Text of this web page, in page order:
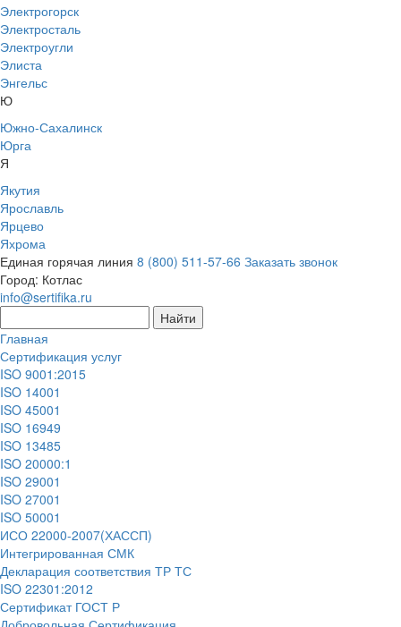
Электрогорск
Электросталь
Электроугли
Элиста
Энгельс
Ю
Южно-Сахалинск
Юрга
Я
Якутия
Ярославль
Ярцево
Яхрома
Единая горячая линия 8 (800) 511-57-66 Заказать звонок
Город: Котлас
info@sertifika.ru
Главная
Сертификация услуг
ISO 9001:2015
ISO 14001
ISO 45001
ISO 16949
ISO 13485
ISO 20000:1
ISO 29001
ISO 27001
ISO 50001
ИСО 22000-2007(ХАССП)
Интегрированная СМК
Декларация соответствия ТР ТС
ISO 22301:2012
Сертификат ГОСТ Р